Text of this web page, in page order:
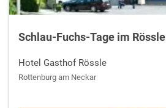
Schlau-Fuchs-Tage im Rössle
Hotel Gasthof Rössle
Rottenburg am Neckar